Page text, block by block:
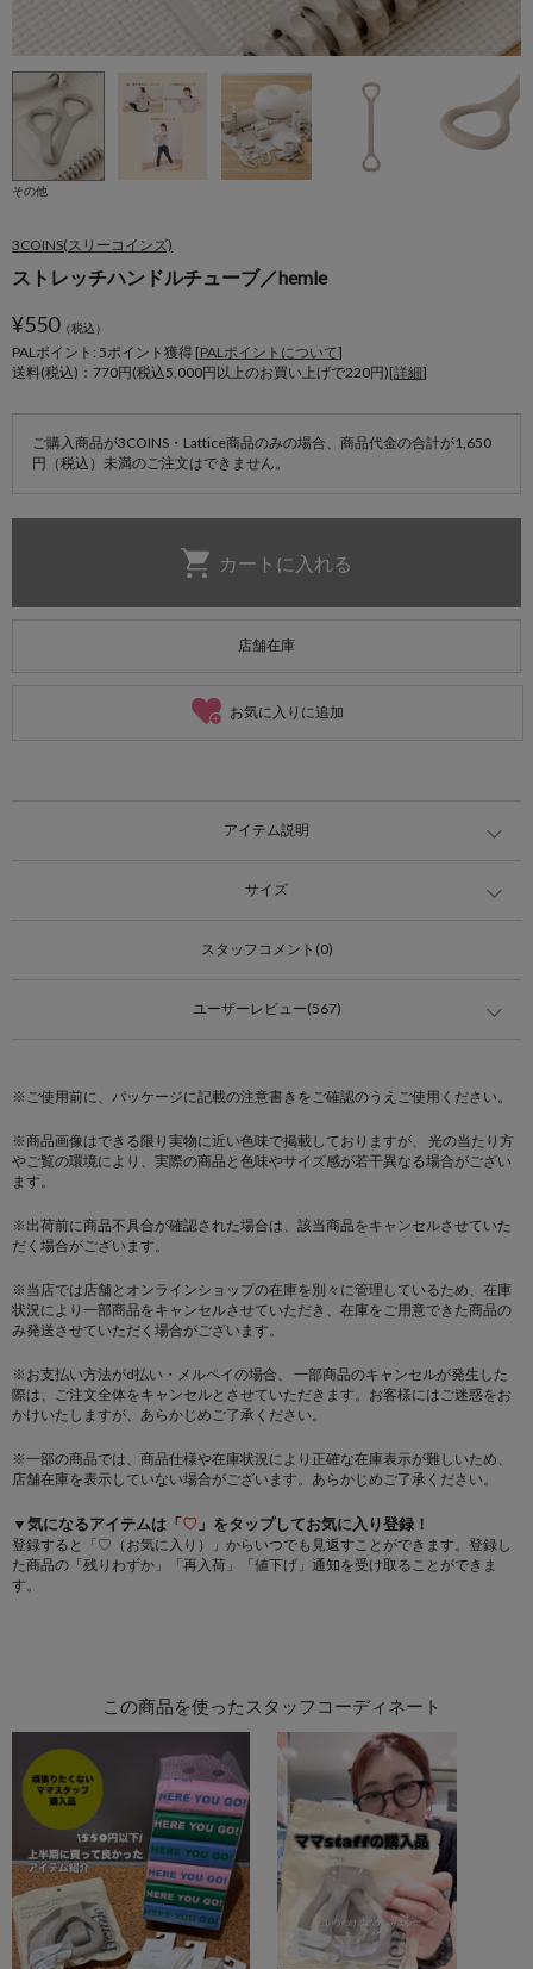
その他
3COINS(スリーコインズ)
ストレッチハンドルチューブ／hemle
¥550（税込）
PALポイント: 5ポイント獲得 [PALポイントについて]
送料(税込)：770円(税込5,000円以上のお買い上げで220円)[詳細]
ご購入商品が3COINS・Lattice商品のみの場合、商品代金の合計が1,650
円（税込）未満のご注文はできません。
店舗在庫
お気に入りに追加
アイテム説明
サイズ
スタッフコメント(0)
ユーザーレビュー(567)
※ご使用前に、パッケージに記載の注意書きをご確認のうえご使用ください。
※商品画像はできる限り実物に近い色味で掲載しておりますが、 光の当たり方
やご覧の環境により、実際の商品と色味やサイズ感が若干異なる場合がござい
ます。
※出荷前に商品不具合が確認された場合は、該当商品をキャンセルさせていた
だく場合がございます。
※当店では店舗とオンラインショップの在庫を別々に管理しているため、在庫
状況により一部商品をキャンセルさせていただき、在庫をご用意できた商品の
み発送させていただく場合がございます。
※お支払い方法がd払い・メルペイの場合、 一部商品のキャンセルが発生した
際は、ご注文全体をキャンセルとさせていただきます。お客様にはご迷惑をお
かけいたしますが、あらかじめご了承ください。
※一部の商品では、商品仕様や在庫状況により正確な在庫表示が難しいため、
店舗在庫を表示していない場合がございます。あらかじめご了承ください。
▼気になるアイテムは「♡ 」をタップしてお気に入り登録！
登録すると「♡（お気に入り）」からいつでも見返すことができます。登録し
た商品の「残りわずか」「再入荷」「値下げ」通知を受け取ることができま
す。
この商品を使ったスタッフコーディネート